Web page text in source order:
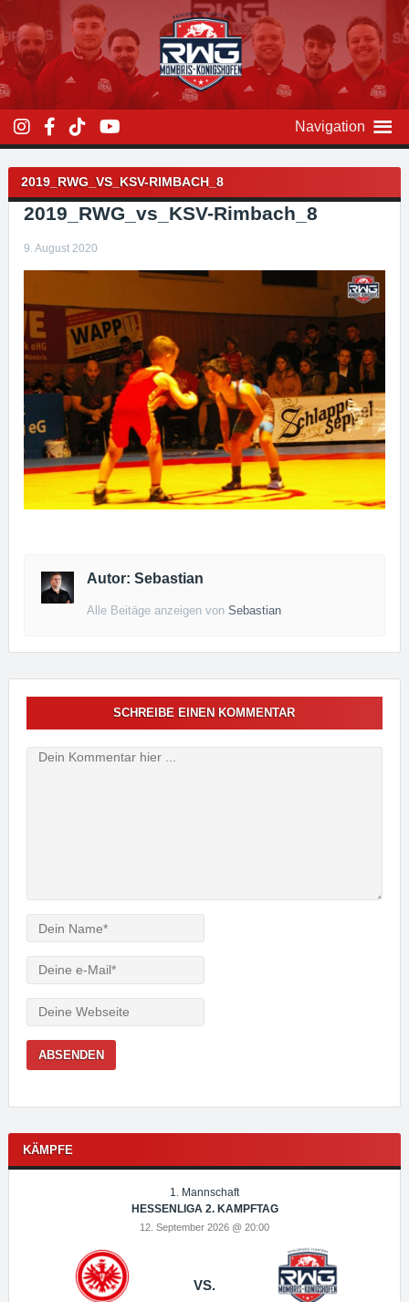
Inhalt
überspringen
Navigation
2019_RWG_VS_KSV-RIMBACH_8
2019_RWG_vs_KSV-Rimbach_8
9. August 2020
Autor: Sebastian
Alle Beitäge anzeigen vonSebastian
Beitragsnavigation
SCHREIBE EINEN KOMMENTAR
Verfasser
Mail
Webseite
KÄMPFE
1. Mannschaft
HESSENLIGA 2. KAMPFTAG
12. September 2026 @ 20:00
VS.